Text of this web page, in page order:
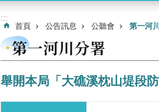
:::
首頁 公告訊息 公聽會 第一河
第一河川分署
舉開本局「大礁溪枕山堤段